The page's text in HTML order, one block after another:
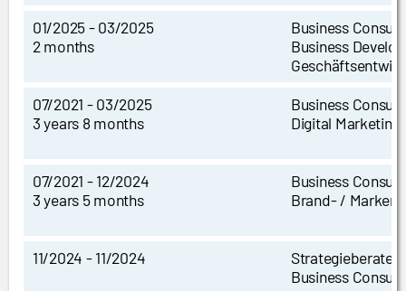
01/2025 - 03/2025
2 months
Business
Business
07/2021 - 03/2025
3 years 8 months
Business
Digital Marketing
07/2021 - 12/2024
3 years 5 months
Business
Brand- /
11/2024 - 11/2024
Strategieberater
Business